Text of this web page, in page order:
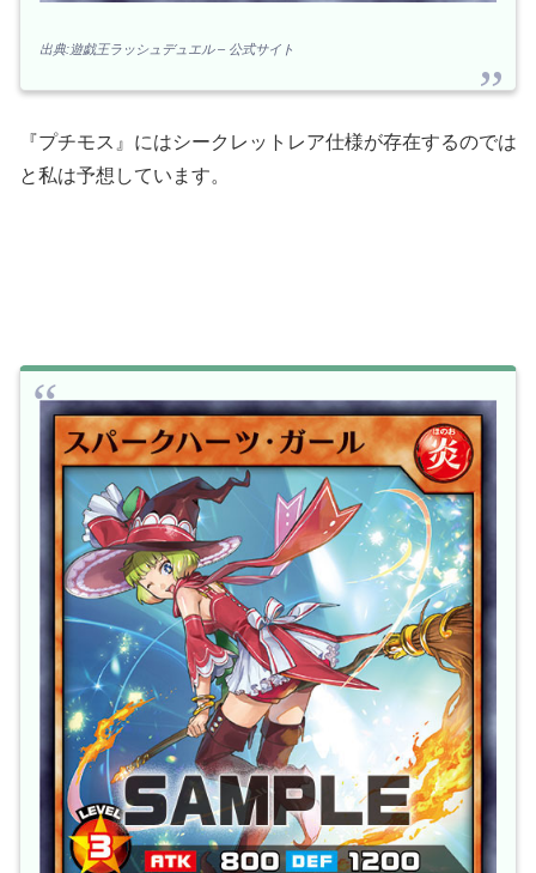
出典:遊戯王ラッシュデュエル – 公式サイト
『プチモス』にはシークレットレア仕様が存在するのでは
と私は予想しています。